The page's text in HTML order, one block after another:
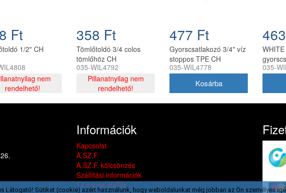
Ft
1/2" CH
nem
rendelhető!
358 Ft
Tömlőtoldó 3/4 colos
tömlőhöz CH
035-WIL4792
Pillanatnyilag nem
rendelhető!
477 Ft
Gyorscsatlakozó 3/4" víz
stoppos TPE CH
5901292684778
035-WIL4778 035-
Információk
Kapcsolat
A.SZ.F.
A.SZ.F. kölcsönzés
Szállítási információk
14 napos elállás
Látogató! Sütiket (cookie) azért használunk, hogy weboldalunkat még jobban az Ön személyes